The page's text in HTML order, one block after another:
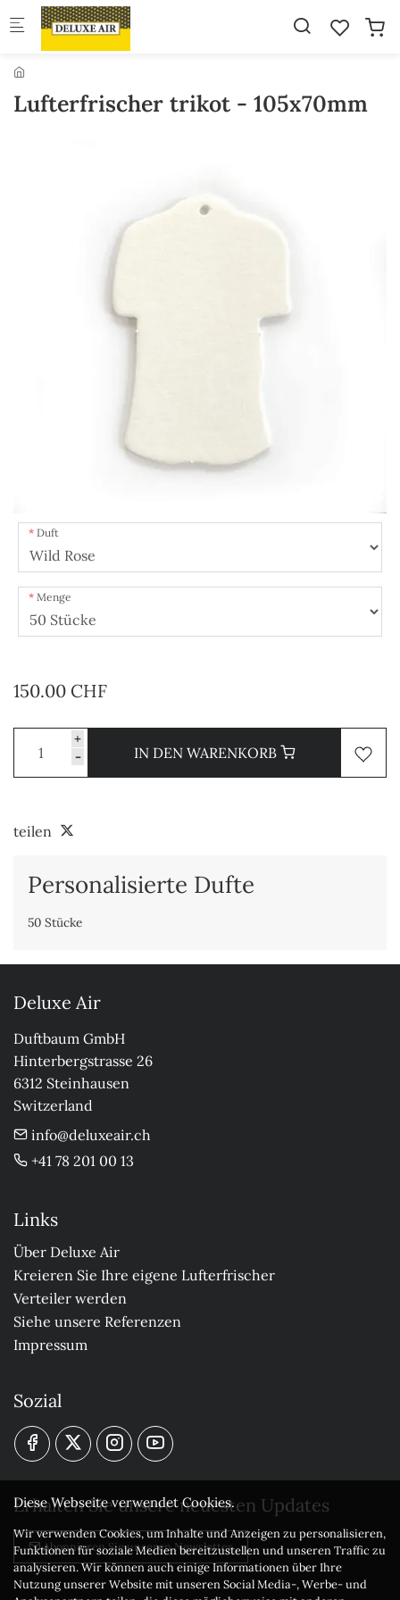
Skip to main content
Lufterfrischer trikot - 105x70mm
Duft
Menge
150.00 CHF
+
-
IN DEN WARENKORB
teilen
Personalisierte Dufte
50 Stücke
Deluxe Air
Duftbaum GmbH
Hinterbergstrasse 26
6312 Steinhausen
Switzerland
info@deluxeair.ch
+41 78 201 00 13
Links
Über Deluxe Air
Kreieren Sie Ihre eigene Lufterfrischer
Verteiler werden
Siehe unsere Referenzen
Impressum
Sozial
Erhalten Sie unsere neuesten Updates
Abonnieren Sie unseren Newsletter
Diese Webseite verwendet Cookies.
Wir verwenden Cookies, um Inhalte und Anzeigen zu personalisieren,
Funktionen für soziale Medien bereitzustellen und unseren Traffic zu
analysieren. Wir können auch einige Informationen über Ihre
Nutzung unserer Website mit unseren Social Media-, Werbe- und